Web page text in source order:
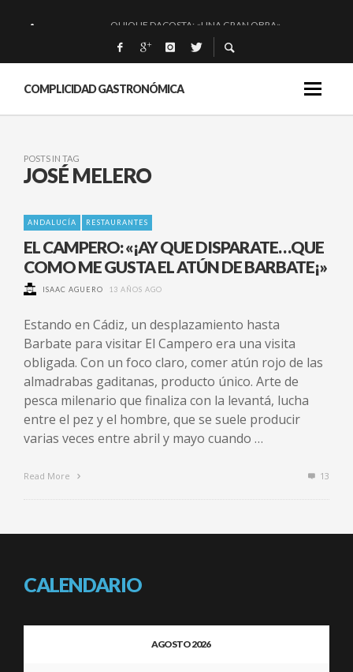
QUIQUE DACOSTA: «UNA GRAN OBRA»
EL BARUCO DE ANERO: MUCHO MÁS QUE UN BAR.
MONTIA: ESENCIAL Y BRILLANTE.
COMPLICIDAD GASTRONÓMICA
POSTS IN TAG
JOSÉ MELERO
ANDALUCÍA RESTAURANTES
EL CAMPERO: «¡AY QUE DISPARATE…QUE
COMO ME GUSTA EL ATÚN DE BARBATE¡»
ISAAC AGUERO 13 AÑOS AGO
Estando en Cádiz, un desplazamiento hasta
Barbate para visitar El Campero era una visita
obligada. Con un foco claro, comer atún rojo de las
almadrabas gaditanas, producto único. Arte de
pesca milenario que finaliza con la levantá, lucha
entre el pez y el hombre, que se suele producir
varias veces entre abril y mayo cuando …
Read More 13
CALENDARIO
AGOSTO 2026